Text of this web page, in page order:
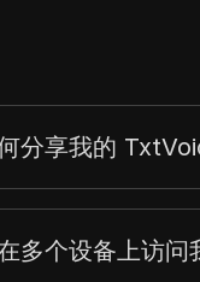
分享我的
多个设备上访